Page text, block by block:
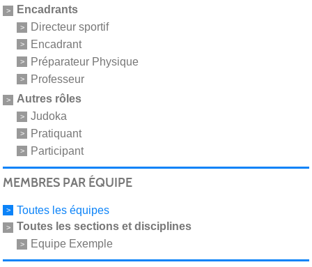
Encadrants
Directeur sportif
Encadrant
Préparateur Physique
Professeur
Autres rôles
Judoka
Pratiquant
Participant
MEMBRES PAR ÉQUIPE
Toutes les équipes
Toutes les sections et disciplines
Equipe Exemple